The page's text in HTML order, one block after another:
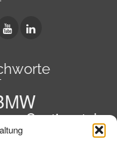
Continental
4